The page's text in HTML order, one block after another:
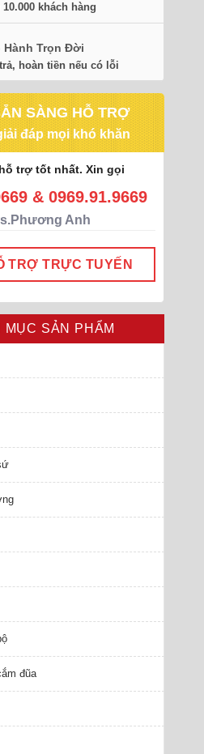
10.000 khách hàng
Hành Trọn Đời
hoàn tiền nếu có lỗi
SÀNG HỖ TRỢ
đáp mọi khó khăn
trợ tốt nhất. Xin gọi
& 0969.91.9669
Anh
TRỢ TRỰC TUYẾN
MỤC SẢN PHẨM
đũa